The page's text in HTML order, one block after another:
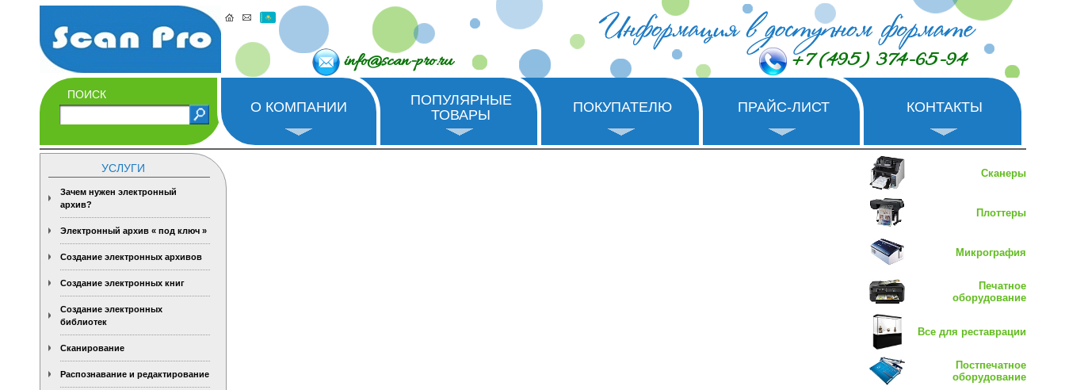
info@scan-pro.ru +7 (495) 374-65-94
ПОИСК
О КОМПАНИИ
ПОПУЛЯРНЫЕ
ТОВАРЫ
ПОКУПАТЕЛЮ ПРАЙС-ЛИСТ КОНТАКТЫ
УСЛУГИ
Зачем нужен электронный
архив?
Электронный архив « под ключ »
Создание электронных архивов
Создание электронных книг
Создание электронных
библиотек
Сканирование
Распознавание и редактирование
Сканеры
Плоттеры
Микрография
Печатное
оборудование
Все для реставрации
Постпечатное
оборудование